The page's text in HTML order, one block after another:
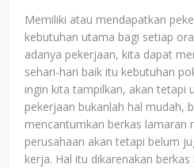
Memiliki atau mendapatkan
kebutuhan utama bagi setiap
adanya pekerjaan, kita dapat
sehari-hari baik itu kebutuhan
ingin kita tampilkan, akan tetapi
pekerjaan bukanlah hal mudah,
mencantumkan berkas lamaran
perusahaan akan tetapi belum
kerja. Hal itu dikarenakan